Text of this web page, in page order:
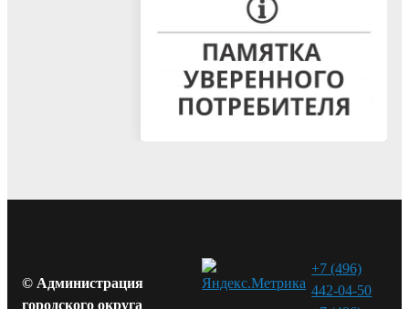
© Администрация
городского округа
+7 (496)
442-04-50